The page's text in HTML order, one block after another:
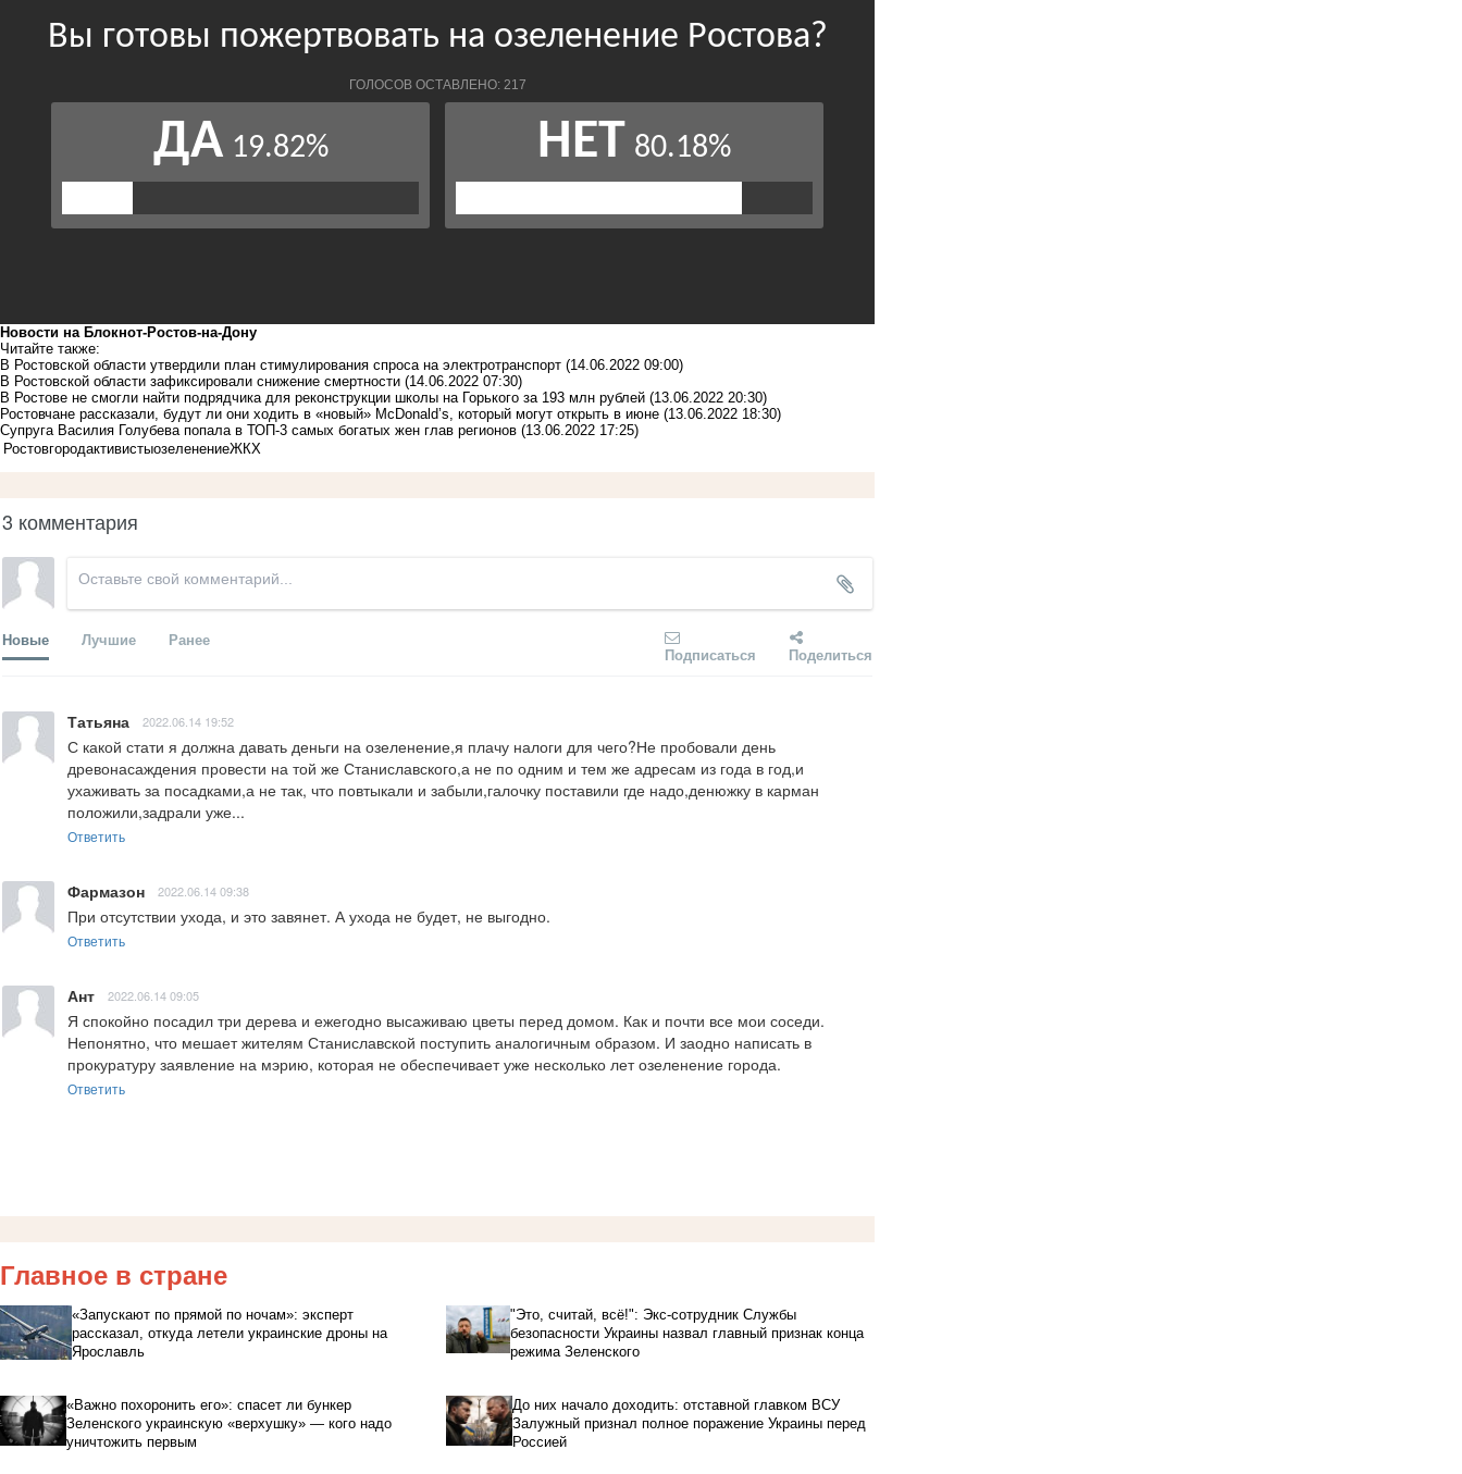
Новости на Блoкнoт-Ростов-на-Дону
Читайте также:
В Ростовской области утвердили план стимулирования спроса на электротранспорт (14.06.2022 09:00)
В Ростовской области зафиксировали снижение смертности (14.06.2022 07:30)
В Ростове не смогли найти подрядчика для реконструкции школы на Горького за 193 млн рублей (13.06.2022 20:30)
Ростовчане рассказали, будут ли они ходить в «новый» McDonald’s, который могут открыть в июне (13.06.2022 18:30)
Супруга Василия Голубева попала в ТОП-3 самых богатых жен глав регионов (13.06.2022 17:25)
РостовгородактивистыозеленениеЖКХ
3 комментария
Новые Лучшие Ранее
Подписаться Поделиться
Татьяна 2022.06.14 19:52
С какой стати я должна давать деньги на озеленение,я плачу налоги для чего?Не пробовали день
древонасаждения провести на той же Станиславского,а не по одним и тем же адресам из года в год,и
ухаживать за посадками,а не так, что повтыкали и забыли,галочку поставили где надо,денюжку в карман
положили,задрали уже...
Ответить
Фармазон 2022.06.14 09:38
При отсутствии ухода, и это завянет. А ухода не будет, не выгодно.
Ответить
Ант 2022.06.14 09:05
Я спокойно посадил три дерева и ежегодно высаживаю цветы перед домом. Как и почти все мои соседи.
Непонятно, что мешает жителям Станиславской поступить аналогичным образом. И заодно написать в
прокуратуру заявление на мэрию, которая не обеспечивает уже несколько лет озеленение города.
Ответить
Главное в стране
«Запускают по прямой по ночам»: эксперт
рассказал, откуда летели украинские дроны на
Ярославль
"Это, считай, всё!": Экс-сотрудник Службы
безопасности Украины назвал главный признак конца
режима Зеленского
«Важно похоронить его»: спасет ли бункер
Зеленского украинскую «верхушку» — кого надо
уничтожить первым
До них начало доходить: отставной главком ВСУ
Залужный признал полное поражение Украины перед
Россией